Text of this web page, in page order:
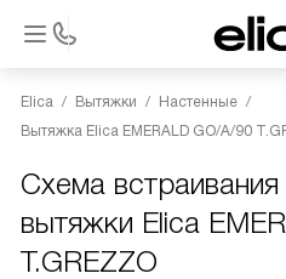
Elica Вытяжки
Настенные
Вытяжка Elica EMERALD GO/A/90
Схема встраивания
вытяжки Elica
T.GREZZO